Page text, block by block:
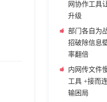
网协作工具
升级
部门各自为
招破除信息
率翻倍
内网传文件
工具 +接而
输困局